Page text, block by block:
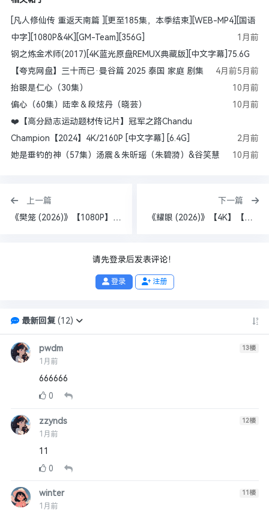
[凡人修仙传 重返天南篇 ][更至185集，本季结束][WEB-MP4][国语
中字][1080P&4K][GM-Team][356G]
1月前
钢之炼金术师(2017)[4K蓝光原盘REMUX典藏版][中文字幕]75.6G
5月前
【夸克网盘】三十而已·曼谷篇 2025 泰国 家庭 剧集
4月前
抬眼是仁心（30集）
10月前
偏心（60集）陆幸＆段炫丹（晓芸）
10月前
❤️【高分励志运动题材传记片】冠军之路Chandu
Champion【2024】4K/2160P [中文字幕] [6.4G]
2月前
她是垂钓的神（57集）汤震＆朱昕瑶（朱碧漪）&谷笑慧
10月前
上一篇
《樊笼 (2026)》【1080P】【国语中字】【共23集】
下一篇
《耀眼 (2026)》【4K】【国语中字】【夸克/百度】
请先登录后发表评论！
登录 注册
最新回复( 12)
pwdm
1月前
13楼
666666
0
zzynds
1月前
12楼
11
0
winter
1月前
11楼